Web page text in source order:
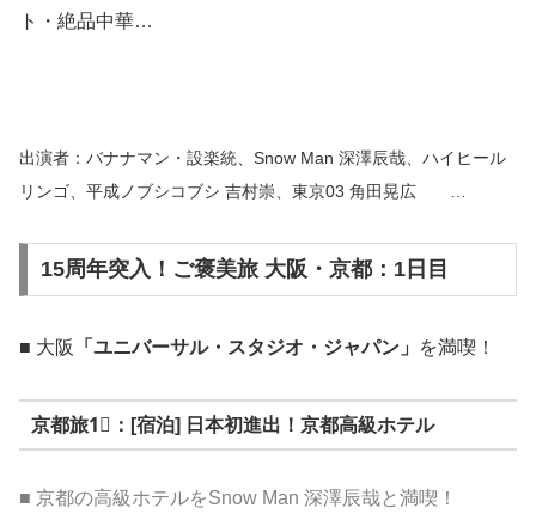
ト・絶品中華…
出演者：バナナマン・設楽統、Snow Man 深澤辰哉、ハイヒール
リンゴ、平成ノブシコブシ 吉村崇、東京03 角田晃広
15周年突入！ご褒美旅 大阪・京都：1日目
■ 大阪 「ユニバーサル・スタジオ・ジャパン」 を満喫！
京都旅1⃣：[宿泊] 日本初進出！京都高級ホテル
■ 京都の高級ホテルをSnow Man 深澤辰哉と満喫！